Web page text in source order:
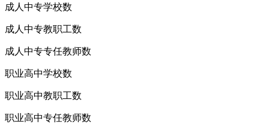
成人中专学校数
成人中专教职工数
成人中专专任教师数
职业高中学校数
职业高中教职工数
职业高中专任教师数